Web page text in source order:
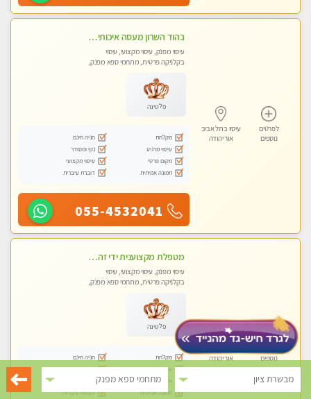
מבשרת ציון מתחמי ספא מפנק
לפרטים
נוספים
עיסוי בתל אביב
אור יהודה
בהוד השרון מעסה איכותית מקצועית ומפנקת מאוד
עיסוי מפנק, עיסוי מקצועי, עיסוי
בקלניקה פרטית, מתחמי ספא מפנק,
פלטינה
מקלחת
חניה חינם
עיסוי מרגיע
נקי ומסודר
מקום פרטי
עיסוי מקצועי
תמונה אמיתית
דוברת עיברית
055-4532041
לפרטים
נוספים
עיסוי בתל אביב
אור יהודה
מטפלת מקצוענית ידי זהב VIP-מומלץ לחלוטין! פרטי! ​​​​​​ Highly recommended
עיסוי מפנק, עיסוי מקצועי, עיסוי
בקלניקה פרטית, מתחמי ספא מפנק,
פלטינה
מקלחת
חניה חינם
עיסוי מרגיע
נקי ומסודר
מקום פרטי
תמונה אמיתית
דוברת עיברית